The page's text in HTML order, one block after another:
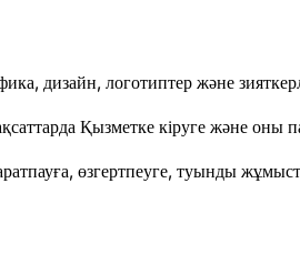
дизайн, логотиптер және
Қызметке кіруге және оны
өзгертпеуге, туынды